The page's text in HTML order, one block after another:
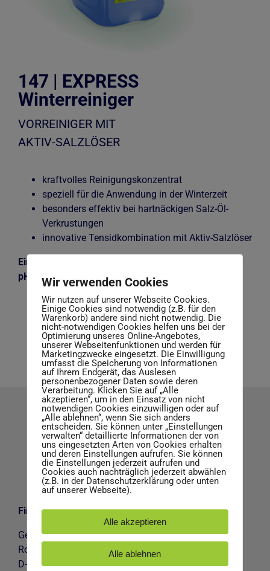
147 | EXPRESS
Winterreiniger
VORREINIGER MIT
AKTIV-SALZLÖSER
kraftvolles Reinigungskonzentrat
speziell für die Anwendung in der Winterzeit
besonders effektiv bei hartnäckigen Salz-Öl-
Verkrustungen
innovative Tensidkombination mit Aktiv-Salzlöser
Einsatzgebiet: Waschstraße/Portalanlage
pH-Wert: 14 (konz.)
Firmen Adresse
Gerhard Schäfer GmbH
Robert-Bosch-Straße 7
D-73265 Dettingen/Teck
Wir verwenden Cookies
Wir nutzen auf unserer Webseite Cookies.
Einige Cookies sind notwendig (z.B. für den
Warenkorb) andere sind nicht notwendig. Die
nicht-notwendigen Cookies helfen uns bei der
Optimierung unseres Online-Angebotes,
unserer Webseitenfunktionen und werden für
Marketingzwecke eingesetzt. Die Einwilligung
umfasst die Speicherung von Informationen
auf Ihrem Endgerät, das Auslesen
personenbezogener Daten sowie deren
Verarbeitung. Klicken Sie auf „Alle
akzeptieren“, um in den Einsatz von nicht
notwendigen Cookies einzuwilligen oder auf
„Alle ablehnen“, wenn Sie sich anders
entscheiden. Sie können unter „Einstellungen
verwalten“ detaillierte Informationen der von
uns eingesetzten Arten von Cookies erhalten
und deren Einstellungen aufrufen. Sie können
die Einstellungen jederzeit aufrufen und
Cookies auch nachträglich jederzeit abwählen
(z.B. in der Datenschutzerklärung oder unten
auf unserer Webseite).
Alle akzeptieren
Alle ablehnen